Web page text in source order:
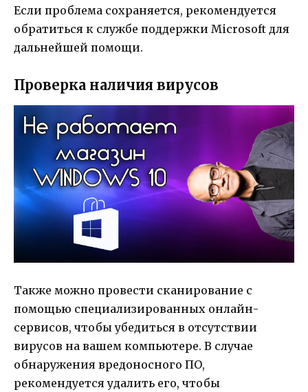
Если проблема сохраняется, рекомендуется
обратиться к службе поддержки Microsoft для
дальнейшей помощи.
Проверка наличия вирусов
Также можно провести сканирование с
помощью специализированных онлайн-
сервисов, чтобы убедиться в отсутствии
вирусов на вашем компьютере. В случае
обнаружения вредоносного ПО,
рекомендуется удалить его, чтобы